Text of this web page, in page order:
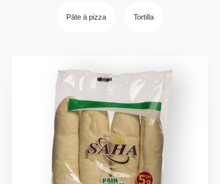
Pâte à pizza Tortilla